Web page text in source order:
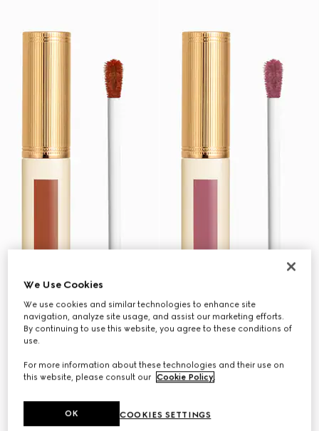
We Use Cookies
We use cookies and similar technologies to enhance site
navigation, analyze site usage, and assist our marketing efforts.
By continuing to use this website, you agree to these conditions of
use.
For more information about these technologies and their use on
this website, please consult our Cookie Policy.
COOKIES SETTINGS
OK